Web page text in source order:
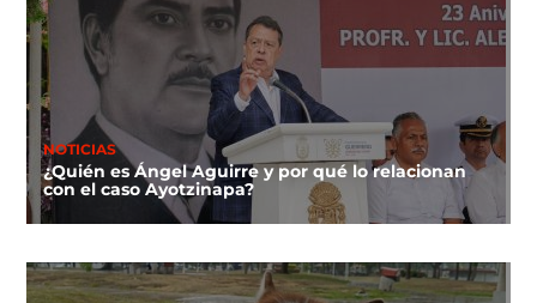
NOTICIAS
¿Quién es Ángel Aguirre y por qué lo relacionan
con el caso Ayotzinapa?